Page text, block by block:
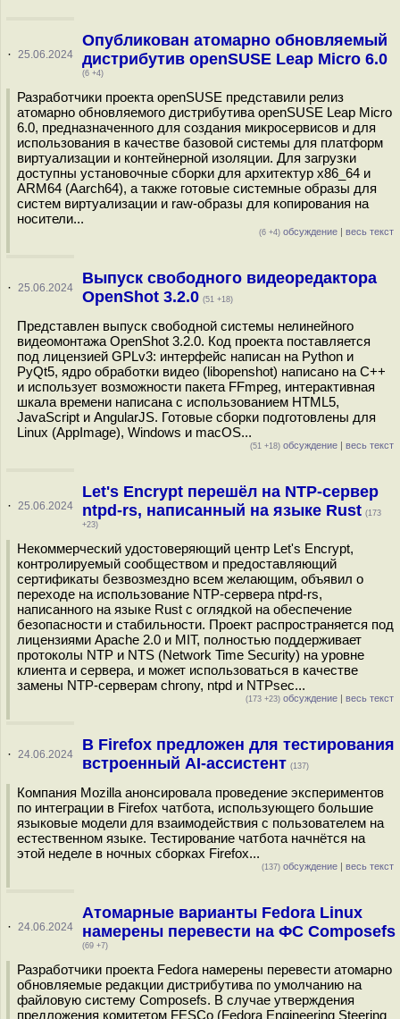
· 25.06.2024
Опубликован атомарно обновляемый
дистрибутив openSUSE Leap Micro 6.0
(6 +4)
Разработчики проекта openSUSE представили релиз
атомарно обновляемого дистрибутива openSUSE Leap Micro
6.0, предназначенного для создания микросервисов и для
использования в качестве базовой системы для платформ
виртуализации и контейнерной изоляции. Для загрузки
доступны установочные сборки для архитектур x86_64 и
ARM64 (Aarch64), а также готовые системные образы для
систем виртуализации и raw-образы для копирования на
носители...
(6 +4) обсуждение | весь текст
· 25.06.2024
Выпуск свободного видеоредактора
OpenShot 3.2.0 (51 +18)
Представлен выпуск свободной системы нелинейного
видеомонтажа OpenShot 3.2.0. Код проекта поставляется
под лицензией GPLv3: интерфейс написан на Python и
PyQt5, ядро обработки видео (libopenshot) написано на C++
и использует возможности пакета FFmpeg, интерактивная
шкала времени написана с использованием HTML5,
JavaScript и AngularJS. Готовые сборки подготовлены для
Linux (AppImage), Windows и macOS...
(51 +18) обсуждение | весь текст
· 25.06.2024
Let's Encrypt перешёл на NTP-сервер
ntpd-rs, написанный на языке Rust (173
+23)
Некоммерческий удостоверяющий центр Let's Encrypt,
контролируемый сообществом и предоставляющий
сертификаты безвозмездно всем желающим, объявил о
переходе на использование NTP-сервера ntpd-rs,
написанного на языке Rust с оглядкой на обеспечение
безопасности и стабильности. Проект распространяется под
лицензиями Apache 2.0 и MIT, полностью поддерживает
протоколы NTP и NTS (Network Time Security) на уровне
клиента и сервера, и может использоваться в качестве
замены NTP-серверам chrony, ntpd и NTPsec...
(173 +23) обсуждение | весь текст
· 24.06.2024
В Firefox предложен для тестирования
встроенный AI-ассистент (137)
Компания Mozilla анонсировала проведение экспериментов
по интеграции в Firefox чатбота, использующего большие
языковые модели для взаимодействия с пользователем на
естественном языке. Тестирование чатбота начнётся на
этой неделе в ночных сборках Firefox...
(137) обсуждение | весь текст
· 24.06.2024
Атомарные варианты Fedora Linux
намерены перевести на ФС Сomposefs
(69 +7)
Разработчики проекта Fedora намерены перевести атомарно
обновляемые редакции дистрибутива по умолчанию на
файловую систему Composefs. В случае утверждения
предложения комитетом FESCo (Fedora Engineering Steering